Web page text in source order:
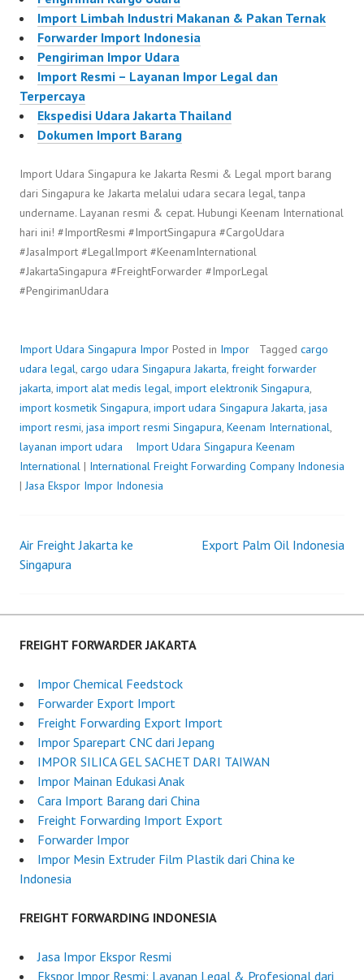
Import Limbah Industri Makanan & Pakan Ternak
Forwarder Import Indonesia
Pengiriman Impor Udara
Import Resmi – Layanan Impor Legal dan
Terpercaya
Ekspedisi Udara Jakarta Thailand
Dokumen Import Barang
Import Udara Singapura ke Jakarta Resmi & Legal mport barang
dari Singapura ke Jakarta melalui udara secara legal, tanpa
undername. Layanan resmi & cepat. Hubungi Keenam International
hari ini! #ImportResmi #ImportSingapura #CargoUdara
#JasaImport #LegalImport #KeenamInternational
#JakartaSingapura #FreightForwarder #ImporLegal
#PengirimanUdara
Import Udara Singapura Impor Posted in Impor Tagged cargo
udara legal, cargo udara Singapura Jakarta, freight forwarder
jakarta, import alat medis legal, import elektronik Singapura,
import kosmetik Singapura, import udara Singapura Jakarta, jasa
import resmi, jasa import resmi Singapura, Keenam International,
layanan import udara
Import Udara Singapura P
o
d
2
b
y
i
e
o
Keenam
International | International Freight Forwarding Company Indonesia
|Jasa Ekspor Impor Indonesia
Post
Air Freight Jakarta ke
Singapura
Export Palm Oil Indonesia
FREIGHT FORWARDER JAKARTA
Impor Chemical Feedstock
Forwarder Export Import
Freight Forwarding Export Import
Impor Sparepart CNC dari Jepang
IMPOR SILICA GEL SACHET DARI TAIWAN
Impor Mainan Edukasi Anak
Cara Import Barang dari China
Freight Forwarding Import Export
Forwarder Impor
Impor Mesin Extruder Film Plastik dari China ke
Indonesia
FREIGHT FORWARDING INDONESIA
Jasa Impor Ekspor Resmi
Ekspor Impor Resmi: Layanan Legal & Profesional dari